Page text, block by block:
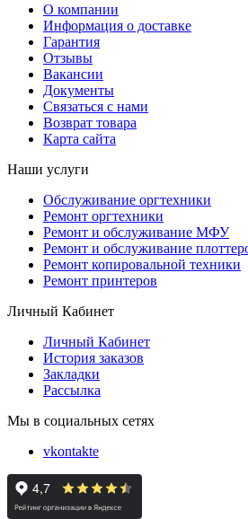
О компании
Информация о доставке
Гарантия
Отзывы
Вакансии
Документы
Связаться с нами
Возврат товара
Карта сайта
Наши услуги
Обслуживание оргтехники
Ремонт оргтехники
Ремонт и обслуживание МФУ
Ремонт и обслуживание
Ремонт копировальной техники
Ремонт принтеров
Личный Кабинет
Личный Кабинет
История заказов
Закладки
Рассылка
Мы в социальных сетях
vkontakte